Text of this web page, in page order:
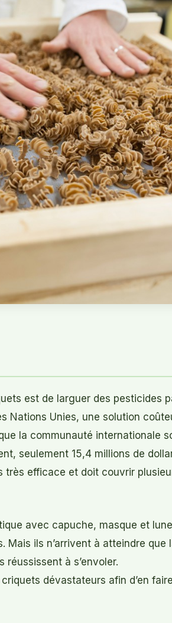
est de larguer des pesticides
Nations Unies, une solution
la communauté internationale
seulement 15,4 millions de
très efficace et doit couvrir
avec capuche, masque et
ils n’arrivent à atteindre que
à s’envoler.
dévastateurs afin d’en